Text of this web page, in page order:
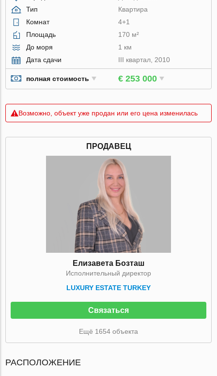
Тип
Квартира
Комнат
4+1
Площадь
170 м²
До моря
1 км
Дата сдачи
III квартал, 2010
полная стоимость € 253 000
Возможно, объект уже продан или его цена изменилась
ПРОДАВЕЦ
Елизавета Бозташ
Исполнительный директор
LUXURY ESTATE TURKEY
Связаться
Ещё 1654 объекта
РАСПОЛОЖЕНИЕ